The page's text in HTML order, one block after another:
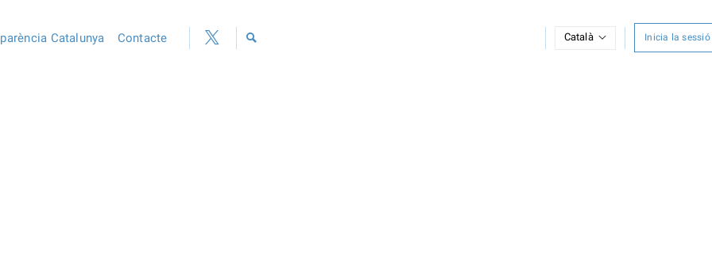
Catalunya Contacte Català Inicia la sessió